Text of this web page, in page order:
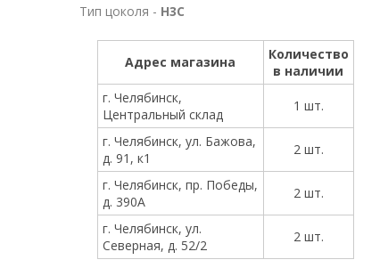
Тип цоколя - Н3С
Адрес магазина
Количество
в наличии
г. Челябинск,
Центральный склад
1 шт.
г. Челябинск, ул. Бажова,
д. 91, к1
2 шт.
г. Челябинск, пр. Победы,
д. 390А
2 шт.
г. Челябинск, ул.
Северная, д. 52/2
2 шт.